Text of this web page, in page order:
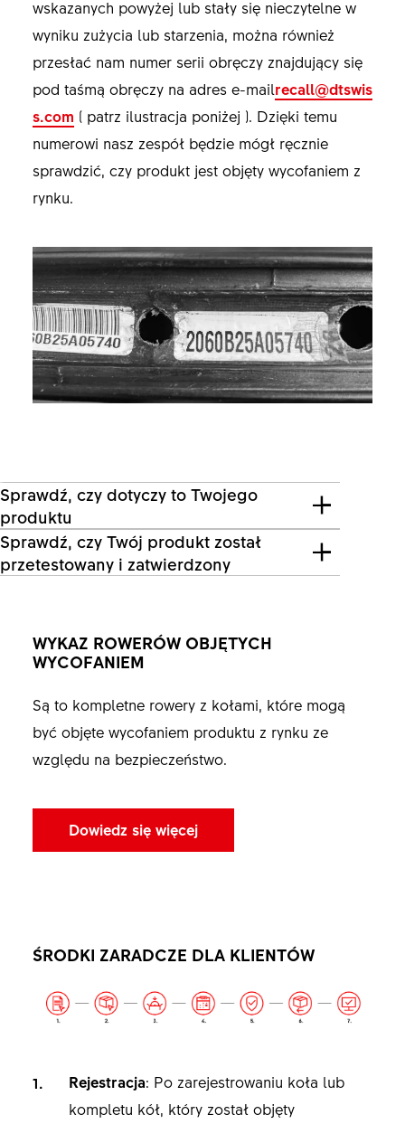
wskazanych powyżej lub stały się nieczytelne w
wyniku zużycia lub starzenia, można również
przesłać nam numer serii obręczy znajdujący się
pod taśmą obręczy na adres e-mailrecall@dtswis
s.com ( patrz ilustracja poniżej ). Dzięki temu
numerowi nasz zespół będzie mógł ręcznie
sprawdzić, czy produkt jest objęty wycofaniem z
rynku.
Sprawdź, czy dotyczy to Twojego
produktu
Sprawdź, czy Twój produkt został
przetestowany i zatwierdzony
WYKAZ ROWERÓW OBJĘTYCH
WYCOFANIEM
Są to kompletne rowery z kołami, które mogą
być objęte wycofaniem produktu z rynku ze
względu na bezpieczeństwo.
Dowiedz się więcej
ŚRODKI ZARADCZE DLA KLIENTÓW
Rejestracja: Po zarejestrowaniu koła lub
kompletu kół, który został objęty